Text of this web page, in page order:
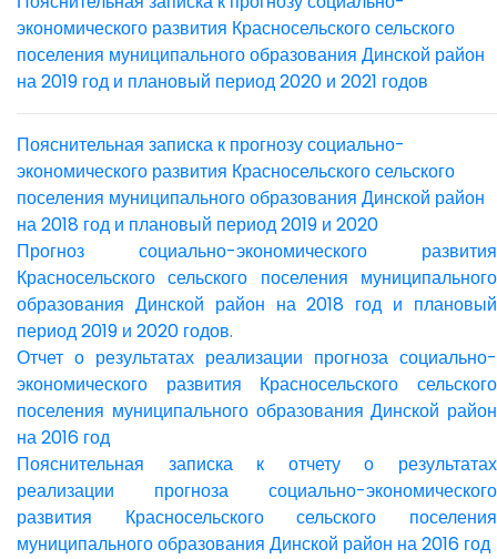
экономического развития Красносельского сельского
поселения муниципального образования Динской район
на 2019 год и плановый период 2020 и 2021 годов
Пояснительная записка к прогнозу социально-
экономического развития Красносельского сельского
поселения муниципального образования Динской район
на 2018 год и плановый период 2019 и 2020
Прогноз социально-экономического развития
Красносельского сельского поселения муниципального
образования Динской район на 2018 год и плановый
период 2019 и 2020 годов.
Отчет о результатах реализации прогноза социально-
экономического развития Красносельского сельского
поселения муниципального образования Динской район
на 2016 год
Пояснительная записка к отчету о результатах
реализации прогноза социально-экономического
развития Красносельского сельского поселения
муниципального образования Динской район на 2016 год